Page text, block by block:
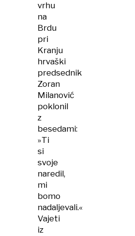
vrhu
na
Brdu
pri
Kranju
hrvaški
predsednik
Zoran
Milanović
poklonil
z
besedami:
»Ti
si
svoje
naredil,
mi
bomo
nadaljevali.«
Vajeti
iz